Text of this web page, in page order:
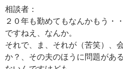
相談者：
２０年も勤めてもなんかもう・
ですねえ、なんか。
それで、ま、それが（苦笑）、
か？、その夫のほうに問題があ